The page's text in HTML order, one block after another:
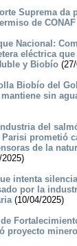
Suprema da
de CONAF
Nacional:
eléctrica
y Biobío
Biobío del
sin
del
prometió
de la
intenta
por la
(10/04/2025)
proyecto